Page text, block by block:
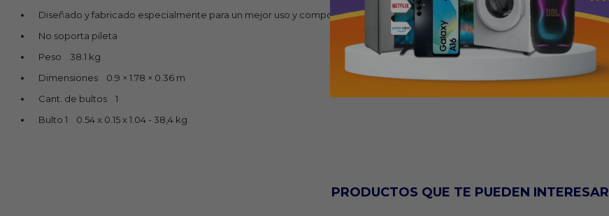
Diseñado y fabricado especialmente para un mejor uso y composición de espacio
No soporta pileta
Peso 38.1 kg
Dimensiones 0.9 × 1.78 × 0.36 m
Cant. de bultos 1
Bulto 1 0.54 x 0.15 x 1.04 - 38,4 kg
PRODUCTOS QUE TE PUEDEN INTERESAR